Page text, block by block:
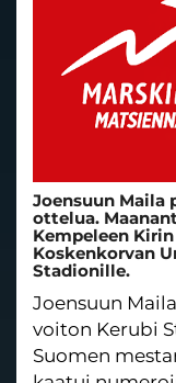
Joensuun Maila
ottelua.
Kempeleen
Koskenkorvan
Stadionille.
Joensuun
voiton Kerubi
Suomen